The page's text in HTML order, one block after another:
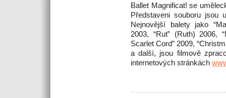
Ballet Magnificat! se
Představeni souboru jsou
Nejnovější balety jako
2003, “Rut” (Ruth) 2006,
Scarlet Cord” 2009,
a další, jsou filmově
internetových stránkách